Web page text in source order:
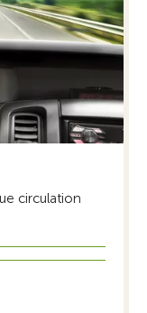
circulation